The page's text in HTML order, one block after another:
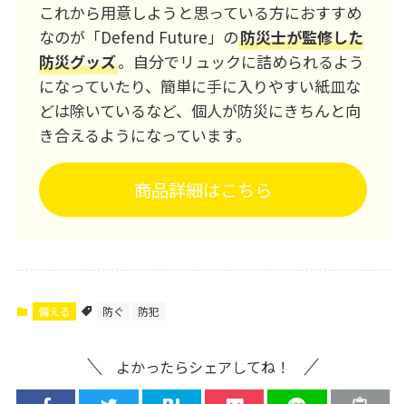
これから用意しようと思っている方におすすめ
なのが「Defend Future」の防災士が監修した
防災グッズ。自分でリュックに詰められるよう
になっていたり、簡単に手に入りやすい紙皿な
どは除いているなど、個人が防災にきちんと向
き合えるようになっています。
商品詳細はこちら
備える 防ぐ 防犯
よかったらシェアしてね！